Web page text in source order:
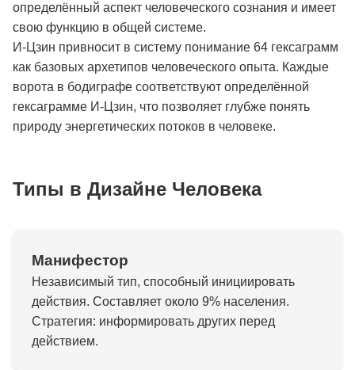
определённый аспект человеческого сознания и имеет
свою функцию в общей системе.
И-Цзин привносит в систему понимание 64 гексаграмм
как базовых архетипов человеческого опыта. Каждые
ворота в бодиграфе соответствуют определённой
гексаграмме И-Цзин, что позволяет глубже понять
природу энергетических потоков в человеке.
Типы в Дизайне Человека
Манифестор
Независимый тип, способный инициировать
действия. Составляет около 9% населения.
Стратегия: информировать других перед
действием.